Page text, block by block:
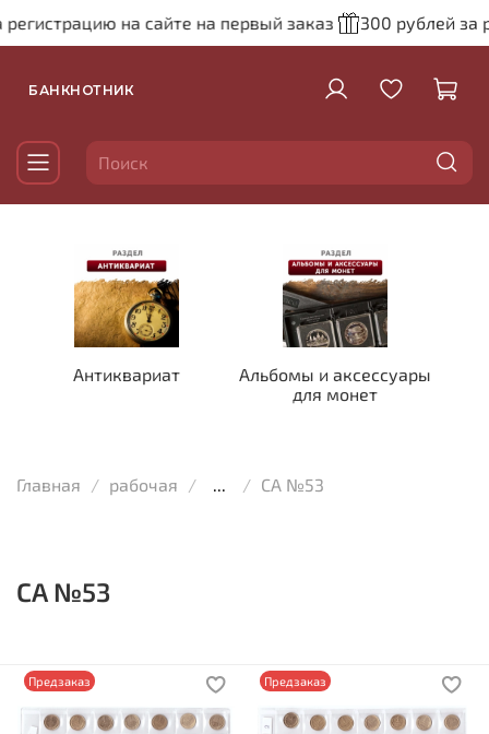
на сайте на первый заказ 300 рублей за
БАНКНОТНИК
Антиквариат
Альбомы и аксессуары
для монет
Главная рабочая ... СА №53
СА №53
Предзаказ Предзаказ